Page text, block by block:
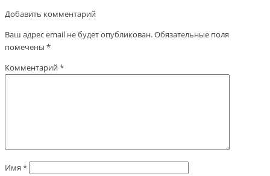
Добавить комментарий
Ваш адрес email не будет опубликован.Обязательные поля
помечены *
Комментарий*
Имя *